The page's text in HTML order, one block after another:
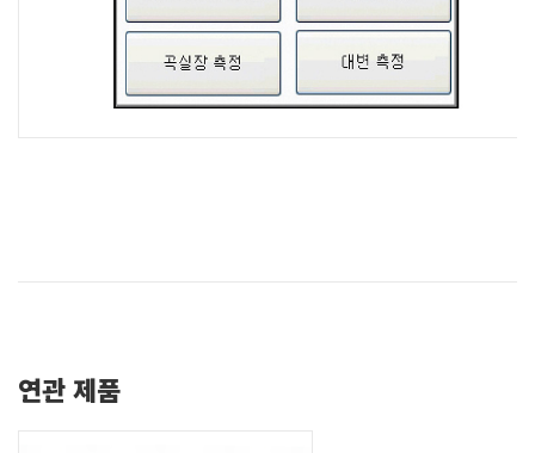
연관 제품